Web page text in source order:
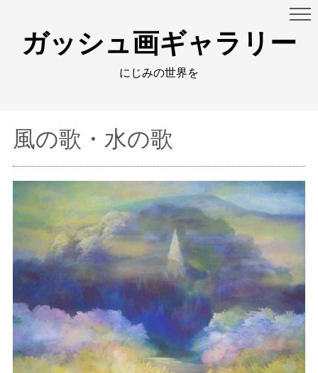
ガッシュ画ギャラリー
にじみの世界を
風の歌・水の歌